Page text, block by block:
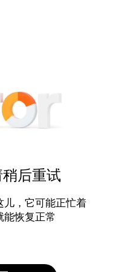
后重试
儿，它可能正忙着
能恢复正常